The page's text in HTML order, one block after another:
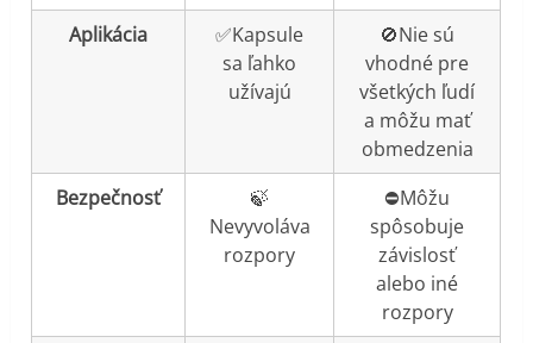
Aplikácia
✅Kapsule
sa ľahko
užívajú
🚫Nie sú
vhodné pre
všetkých ľudí
a môžu mať
obmedzenia
Bezpečnosť
🍃
Nevyvoláva
rozpory
⛔️Môžu
spôsobuje
závislosť
alebo iné
rozpory